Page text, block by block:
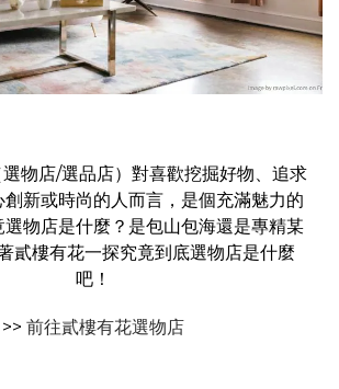
物店/選品店）對喜歡挖掘好物、追求
新或時尚的人而言，是個充滿魅力的
物店是什麼？是包山包海還是專精某
貳樓有花一探究竟到底選物店是什麼
吧！
>> 前往貳樓有花選物店